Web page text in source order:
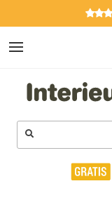
Zoeken
naar:
Hout
Effen
Marmer